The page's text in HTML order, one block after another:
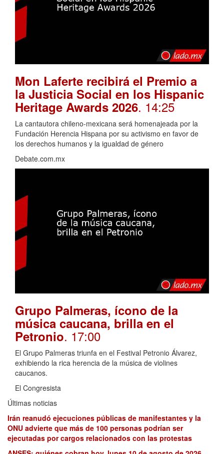
Mon Laferte recibirá el Premio a
la Justicia Social en los Hispanic
Heritage Awards 2026. 14:25
La cantautora chileno-mexicana será homenajeada por la
Fundación Herencia Hispana por su activismo en favor de
los derechos humanos y la igualdad de género
Debate.com.mx
Grupo Palmeras, ícono de la
música caucana, brilla en el
Petronio. 17:00
El Grupo Palmeras triunfa en el Festival Petronio Álvarez,
exhibiendo la rica herencia de la música de violines
caucanos.
El Congresista
Últimas noticias
Irán reanudó ejecuciones públicas de manifestantes y la
ONU advierte que más de 100 personas podrían ser
ejecutadas por cargos relacionados con las protestas